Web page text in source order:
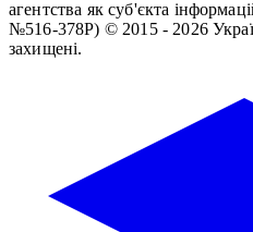
агентства як суб'єкта
№516-378Р) © 2015 - 2026
захищені.